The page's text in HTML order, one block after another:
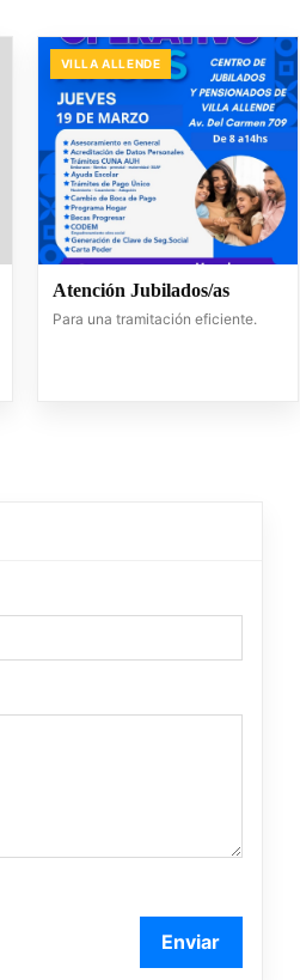
VILLA ALLENDE
Atención Jubilados/as
Para una tramitación eficiente.
Enviar